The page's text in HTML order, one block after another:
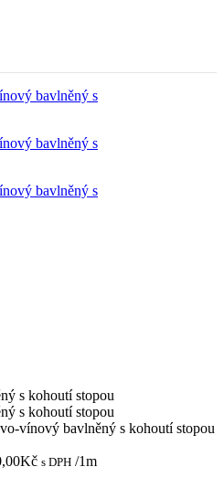
vínový bavlněný s kohoutí stopou
Kč s DPH /1m